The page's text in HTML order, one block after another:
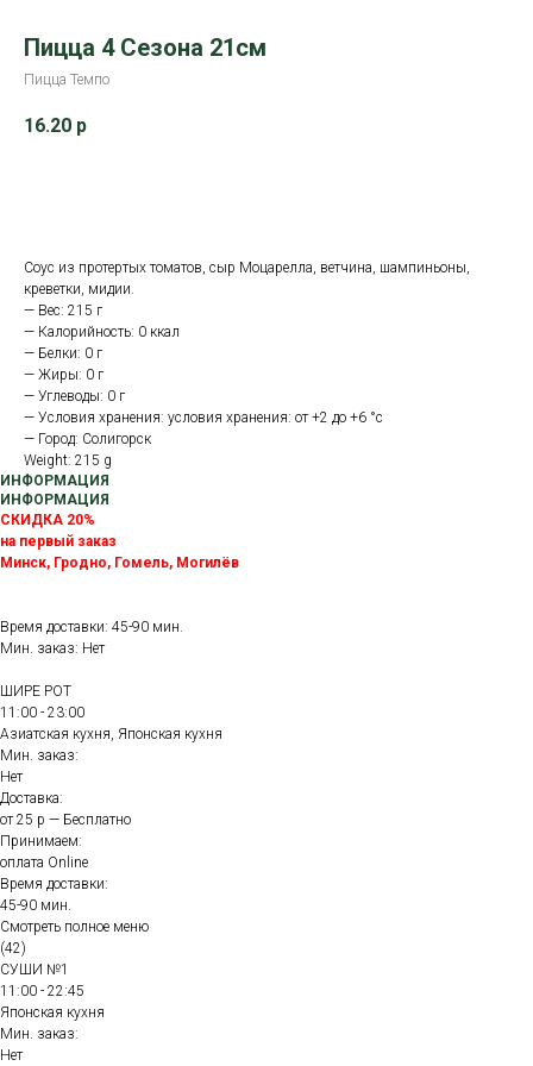
Пицца 4 Сезона 21см
Пицца Темпо
16.20 р
Соус из протертых томатов, сыр Моцарелла, ветчина, шампиньоны,
креветки, мидии.
— Вес: 215 г
— Калорийность: 0 ккал
— Белки: 0 г
— Жиры: 0 г
— Углеводы: 0 г
— Условия хранения: условия хранения: от +2 до +6 °с
— Город: Солигорск
Weight: 215 g
ИНФОРМАЦИЯ
ИНФОРМАЦИЯ
СКИДКА 20%
на первый заказ
Минск, Гродно, Гомель, Могилёв
Время доставки: 45-90 мин.
Мин. заказ: Нет
ШИРЕ РОТ
11:00 - 23:00
Азиатская кухня, Японская кухня
Мин. заказ:
Нет
Доставка:
от 25 р — Бесплатно
Принимаем:
оплата Online
Время доставки:
45-90 мин.
Смотреть полное меню
(42)
СУШИ №1
11:00 - 22:45
Японская кухня
Мин. заказ:
Нет